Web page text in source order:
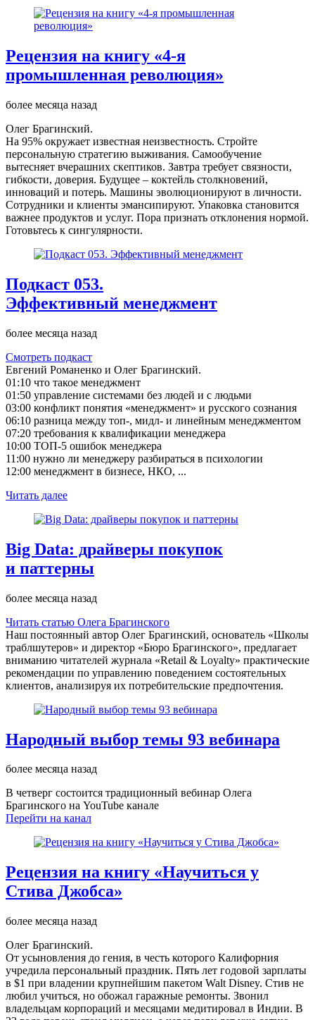
Рецензия на книгу «4-я
промышленная революция»
более месяца назад
Олег Брагинский.
На 95% окружает известная неизвестность. Стройте
персональную стратегию выживания. Самообучение
вытесняет вчерашних скептиков. Завтра требует связности,
гибкости, доверия. Будущее – коктейль столкновений,
инноваций и потерь. Машины эволюционируют в личности.
Сотрудники и клиенты эмансипируют. Упаковка становится
важнее продуктов и услуг. Пора признать отклонения нормой.
Готовьтесь к сингулярности.
Подкаст 053.
Эффективный менеджмент
более месяца назад
Смотреть подкаст
Евгений Романенко и Олег Брагинский.
01:10 что такое менеджмент
01:50 управление системами без людей и с людьми
03:00 конфликт понятия «менеджмент» и русского сознания
06:10 разница между топ-, мидл- и линейным менеджментом
07:20 требования к квалификации менеджера
10:00 ТОП-5 ошибок менеджера
11:00 нужно ли менеджеру разбираться в психологии
12:00 менеджмент в бизнесе, НКО, ...
Читать далее
Big Data: драйверы покупок
и паттерны
более месяца назад
Читать статью Олега Брагинского
Наш постоянный автор Олег Брагинский, основатель «Школы
траблшутеров» и директор «Бюро Брагинского», предлагает
вниманию читателей журнала «Retail & Loyalty» практические
рекомендации по управлению поведением состоятельных
клиентов, анализируя их потребительские предпочтения.
Народный выбор темы 93 вебинара
более месяца назад
В четверг состоится традиционный вебинар Олега
Брагинского на YouTube канале
Перейти на канал
Рецензия на книгу «Научиться у
Стива Джобса»
более месяца назад
Олег Брагинский.
От усыновления до гения, в честь которого Калифорния
учредила персональный праздник. Пять лет годовой зарплаты
в $1 при владении крупнейшим пакетом Walt Disney. Стив не
любил учиться, но обожал гаражные ремонты. Звонил
владельцам корпораций и месяцами медитировал в Индии. В